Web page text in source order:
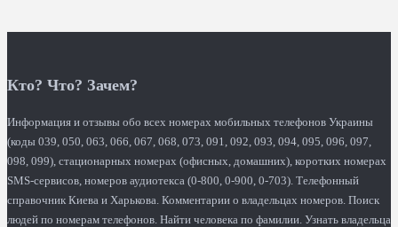
Кто? Что? Зачем?
Информация и отзывы обо всех номерах мобильных телефонов Украины
(коды 039, 050, 063, 066, 067, 068, 073, 091, 092, 093, 094, 095, 096, 097,
098, 099), стационарных номерах (офисных, домашних), коротких номерах
SMS-сервисов, номеров аудиотекса (0-800, 0-900, 0-703). Телефонный
справочник Киева и Харькова. Комментарии о владельцах номеров. Поиск
людей по номерам телефонов. Найти человека по фамилии. Узнать владельца